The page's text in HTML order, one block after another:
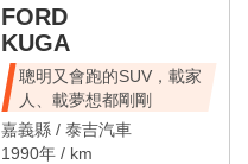
FORD
KUGA
聰明又會跑的SUV，載家
人、載夢想都剛剛
嘉義縣 / 泰吉汽車
1990年 / km